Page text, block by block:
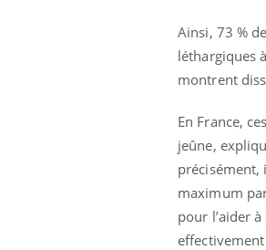
Ainsi, 73 %
léthargiques
montrent
En France,
jeûne,
précisément,
maximum
pour l’aider
effectivement